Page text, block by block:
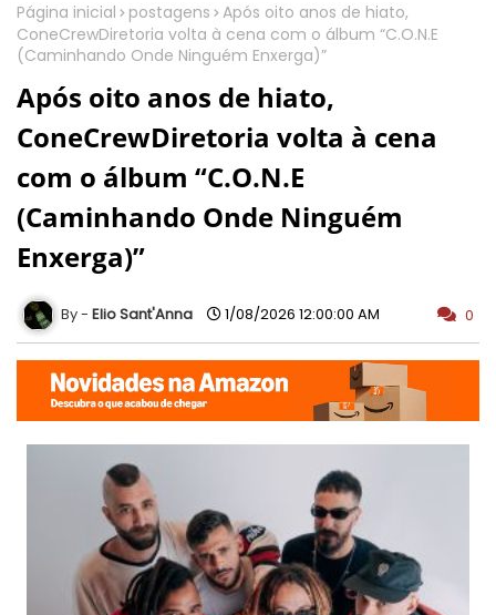
Página inicial postagens Após oito anos de hiato,
ConeCrewDiretoria volta à cena com o álbum “C.O.N.E
(Caminhando Onde Ninguém Enxerga)”
Após oito anos de hiato,
ConeCrewDiretoria volta à cena
com o álbum “C.O.N.E
(Caminhando Onde Ninguém
Enxerga)”
Elio Sant'Anna 1/08/2026 12:00:00 AM 0